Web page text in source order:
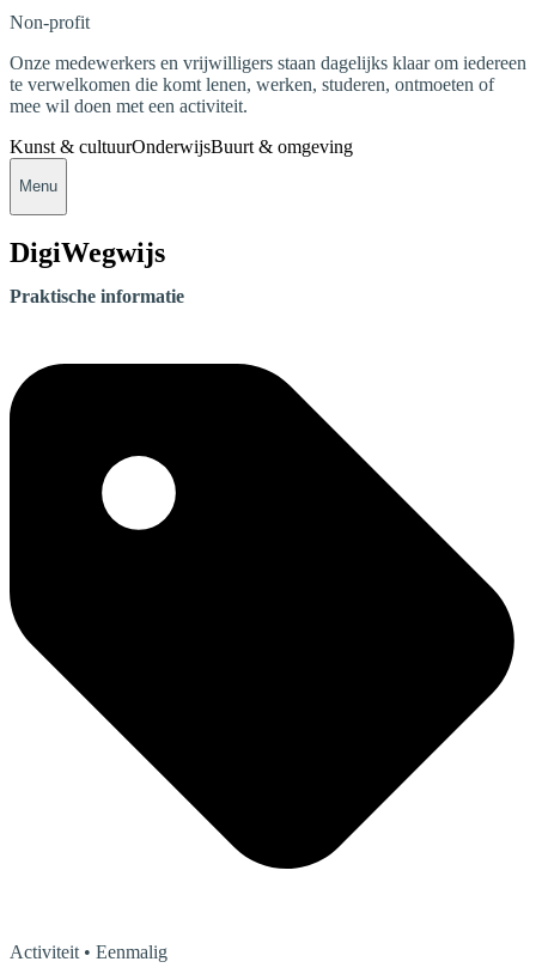
Non-profit
Onze medewerkers en vrijwilligers staan dagelijks klaar om iedereen
te verwelkomen die komt lenen, werken, studeren, ontmoeten of
mee wil doen met een activiteit.
Kunst & cultuurOnderwijsBuurt & omgeving
Menu
DigiWegwijs
Praktische informatie
Activiteit • Eenmalig